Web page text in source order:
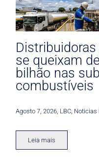
se queixam
bilhão nas
combustíveis
Agosto 7, 2026 LBC Noticias
Leia mais